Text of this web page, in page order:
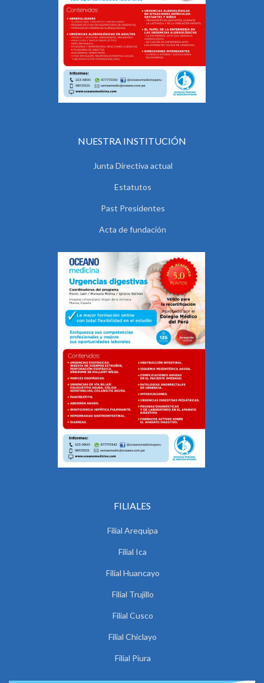
NUESTRA INSTITUCIÓN
Junta Directiva actual
Estatutos
Past Presidentes
Acta de fundación
FILIALES
Filial Arequipa
Filial Ica
Filial Huancayo
Filial Trujillo
Filial Cusco
Filial Chiclayo
Filial Piura